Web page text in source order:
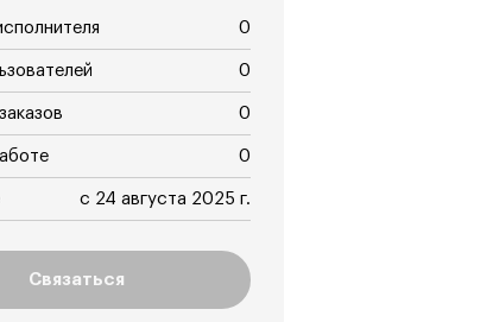
0
0
0
0
с 24 августа 2025 г.
Связаться